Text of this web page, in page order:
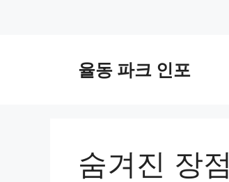
율동 파크 인포
숨겨진 장점